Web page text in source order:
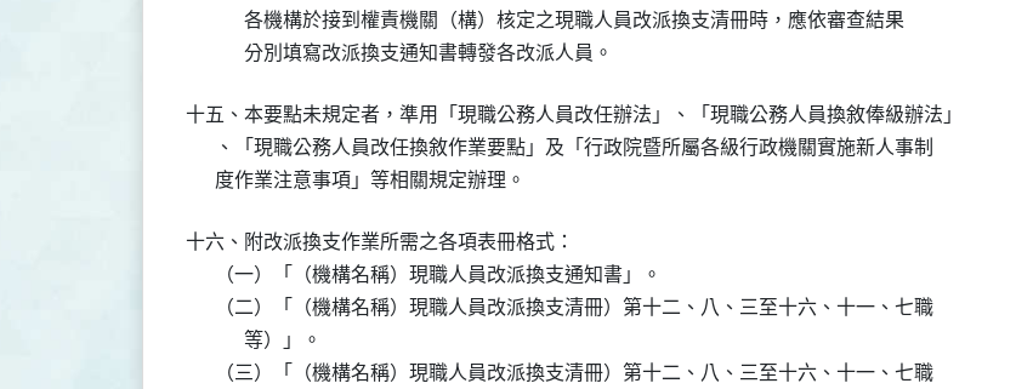
            各機構於接到權責機關（構）核定之現職人員改派換支清冊時，應依審查結果
            分別填寫改派換支通知書轉發各改派人員。
十五、本要點未規定者，準用「現職公務人員改任辦法」、「現職公務人員換敘俸級辦法」
      、「現職公務人員改任換敘作業要點」及「行政院暨所屬各級行政機關實施新人事制
十六、附改派換支作業所需之各項表冊格式：
      （一）「（機構名稱）現職人員改派換支通知書」。
      （二）「（機構名稱）現職人員改派換支清冊）第十二、八、三至十六、十一、七職
            等）」。
      （三）「（機構名稱）現職人員改派換支清冊）第十二、八、三至十六、十一、七職